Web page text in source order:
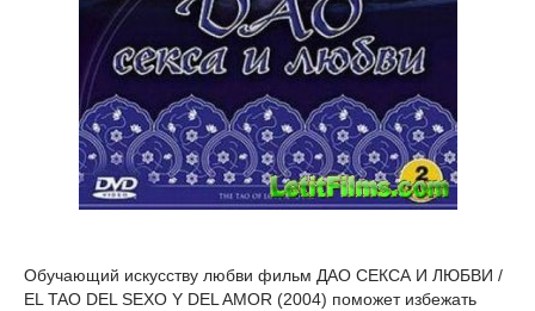
Обучающий искусству любви фильм ДАО СЕКСА И ЛЮБВИ /
EL TAO DEL SEXO Y DEL AMOR (2004) поможет избежать